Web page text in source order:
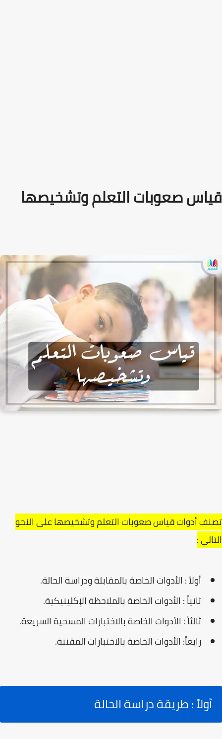
قياس صعوبات التعلم وتشخيصها
تصنف أدوات قياس صعوبات التعلم وتشخيصها على النحو
التالي :
أولاً : الأدوات الخاصة بالمقابلة ودراسة الحالة.
ثانياً : الأدوات الخاصة بالملاحظة الإكلينيكية.
ثالثاً : الأدوات الخاصة بالاختبارات المسحية السريعة.
رابعاً: الأدوات الخاصة بالاختبارات المقننة.
أولاً : طريقة دراسة الحالة